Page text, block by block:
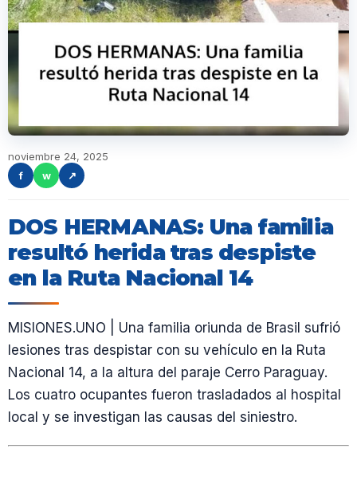
noviembre 24, 2025
f
w ↗
DOS HERMANAS: Una familia
resultó herida tras despiste
en la Ruta Nacional 14
MISIONES.UNO | Una familia oriunda de Brasil sufrió
lesiones tras despistar con su vehículo en la Ruta
Nacional 14, a la altura del paraje Cerro Paraguay.
Los cuatro ocupantes fueron trasladados al hospital
local y se investigan las causas del siniestro.